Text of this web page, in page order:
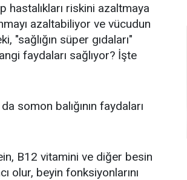
hastalıkları riskini azaltmaya
azaltabiliyor ve vücudun
"sağlığın süper gıdaları"
faydaları sağlıyor? İşte
somon balığının faydaları
B12 vitamini ve diğer besin
olur, beyin fonksiyonlarını